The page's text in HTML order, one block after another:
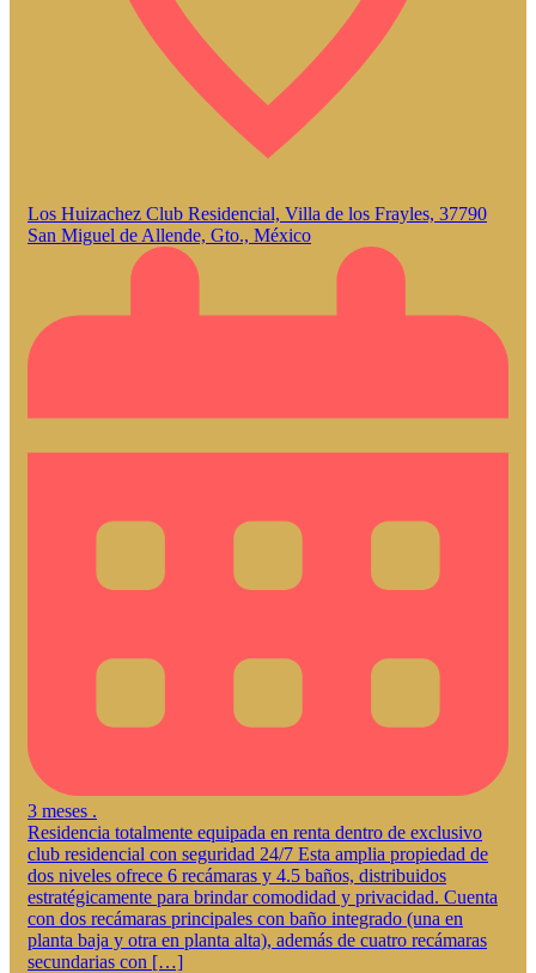
Los Huizachez Club Residencial, Villa de los Frayles, 37790
San Miguel de Allende, Gto., México
3 meses .
Residencia totalmente equipada en renta dentro de exclusivo
club residencial con seguridad 24/7 Esta amplia propiedad de
dos niveles ofrece 6 recámaras y 4.5 baños, distribuidos
estratégicamente para brindar comodidad y privacidad. Cuenta
con dos recámaras principales con baño integrado (una en
planta baja y otra en planta alta), además de cuatro recámaras
secundarias con […]